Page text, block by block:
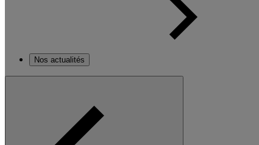
Nos actualités